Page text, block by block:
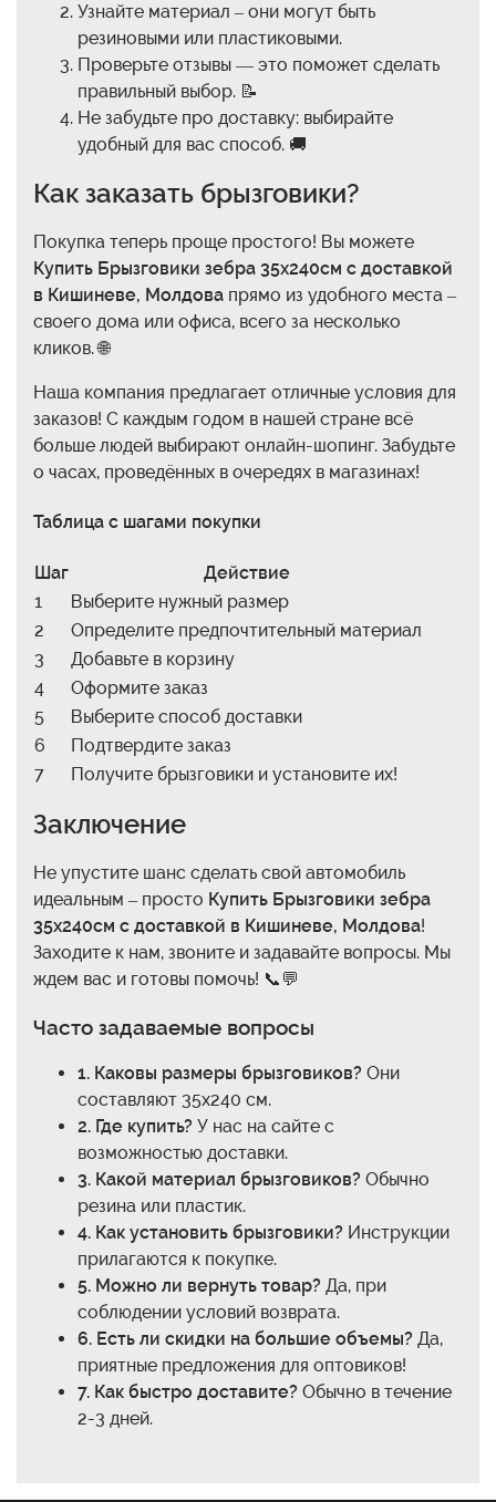
Узнайте материал – они могут быть
резиновыми или пластиковыми.
Проверьте отзывы — это поможет сделать
правильный выбор. 📝
Не забудьте про доставку: выбирайте
удобный для вас способ. 🚚
Как заказать брызговики?
Покупка теперь проще простого! Вы можете
Купить Брызговики зебра 35x240см с доставкой
в Кишиневе, Молдова прямо из удобного места –
своего дома или офиса, всего за несколько
кликов. 🌐
Наша компания предлагает отличные условия для
заказов! С каждым годом в нашей стране всё
больше людей выбирают онлайн-шопинг. Забудьте
о часах, проведённых в очередях в магазинах!
Таблица с шагами покупки
Шаг
Действие
1
Выберите нужный размер
2
Определите предпочтительный материал
3
Добавьте в корзину
4
Оформите заказ
5
Выберите способ доставки
6
Подтвердите заказ
7
Получите брызговики и установите их!
Заключение
Не упустите шанс сделать свой автомобиль
идеальным – просто Купить Брызговики зебра
35x240см с доставкой в Кишиневе, Молдова!
Заходите к нам, звоните и задавайте вопросы. Мы
ждем вас и готовы помочь! 📞💬
Часто задаваемые вопросы
1. Каковы размеры брызговиков? Они
составляют 35x240 см.
2. Где купить? У нас на сайте с
возможностью доставки.
3. Какой материал брызговиков? Обычно
резина или пластик.
4. Как установить брызговики? Инструкции
прилагаются к покупке.
5. Можно ли вернуть товар? Да, при
соблюдении условий возврата.
6. Есть ли скидки на большие объемы? Да,
приятные предложения для оптовиков!
7. Как быстро доставите? Обычно в течение
2-3 дней.